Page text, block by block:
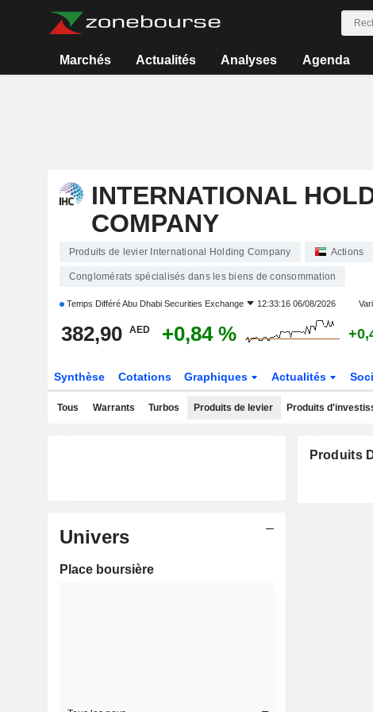
Marchés Actualités Analyses Agenda
INTERNATIONAL
COMPANY
Produits de levier International Holding Company Actions
Conglomérats spécialisés dans les biens de consommation
Temps DifféréAbu Dhabi Securities Exchange 12:33:16 06/08/2026
382,90 AED +0,84 %
Synthèse Cotations Graphiques Actualités
Tous Warrants Turbos Produits de levier Produits
Univers
Place boursière
Produits